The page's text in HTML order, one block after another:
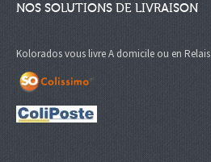
NOS SOLUTIONS DE LIVRAISON
Kolorados vous livre A domicile ou en Relais